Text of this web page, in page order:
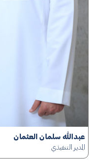
عبدالله سلمان العثمان
المدير التنفيذي